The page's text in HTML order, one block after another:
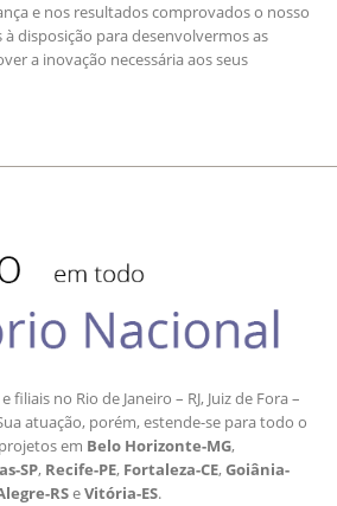
e nos resultados comprovados o nosso
à disposição para desenvolvermos as
a inovação necessária aos seus
filiais no Rio de Janeiro – RJ, Juiz de Fora –
atuação, porém, estende-se para todo o
em Belo Horizonte-MG,
SP, Recife-PE, Fortaleza-CE,Goiânia-
RSeVitória-ES.